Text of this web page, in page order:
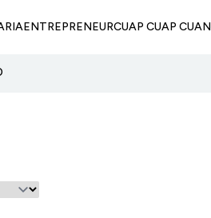
ENTREPRENEURCUAP CUAP CUAN